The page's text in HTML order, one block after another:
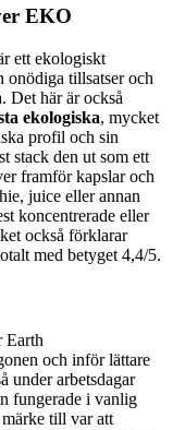
EKO
ett ekologiskt
onödiga tillsatser och
Det här är också
ekologiska, mycket
profil och sin
stack den ut som ett
framför kapslar och
juice eller annan
koncentrerade eller
också förklarar
med betyget 4,4/5.
Earth
och inför lättare
under arbetsdagar
fungerade i vanlig
till var att